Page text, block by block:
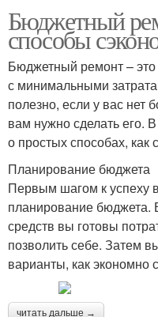
Бюджетный
способы
Бюджетный ремонт –
с минимальными
полезно, если у вас нет
вам нужно сделать его.
о простых способах, как
Планирование бюджета
Первым шагом к успеху
планирование бюджета.
средств вы готовы
позволить себе. Затем
варианты, как экономно
читать дальше →